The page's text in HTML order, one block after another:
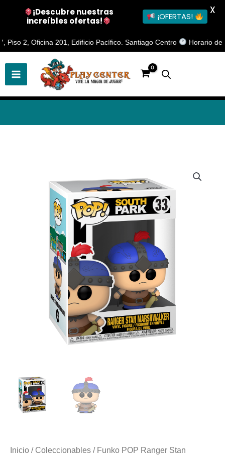
2, Oficina 201, Edificio Pacífico. Santiago Centro Horario de
Ir
al
contenido
Inicio / Coleccionables / Funko POP Ranger Stan
¡Descubre nuestras
increíbles ofertas!
¡OFERTAS!
X